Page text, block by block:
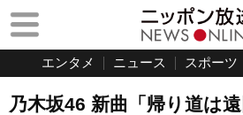
エンタメ ニュース スポーツ
乃木坂46 新曲「帰り道は